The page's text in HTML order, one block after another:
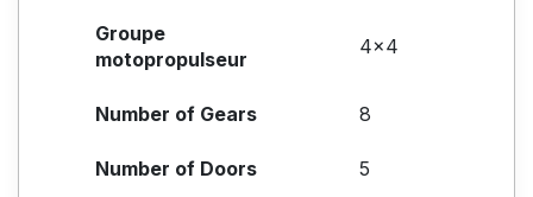
Groupe
motopropulseur
4x4
Number of Gears 8
Number of Doors 5